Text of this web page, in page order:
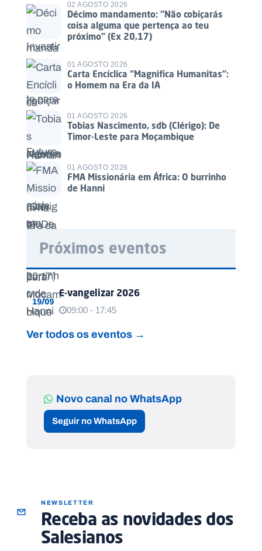
02 AGOSTO 2026
Décimo mandamento: “Não cobiçarás
coisa alguma que pertença ao teu
próximo” (Ex 20,17)
01 AGOSTO 2026
Carta Encíclica “Magnifica Humanitas”:
o Homem na Era da IA
01 AGOSTO 2026
Tobias Nascimento, sdb (Clérigo): De
Timor-Leste para Moçambique
01 AGOSTO 2026
FMA Missionária em África: O burrinho
de Hanni
Próximos eventos
19/09
E-vangelizar 2026
09:00 - 17:45
Ver todos os eventos →
Novo canal no WhatsApp
Seguir no WhatsApp
NEWSLETTER
Receba as novidades dos
Salesianos